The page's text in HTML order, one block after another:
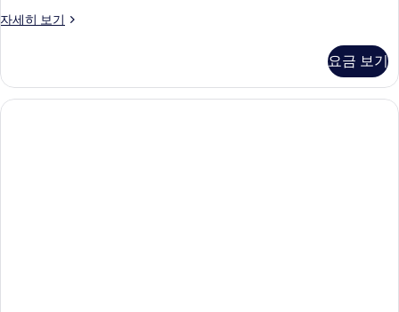
모
두
기
자세히 보기
스
세
히
보
요금 보기